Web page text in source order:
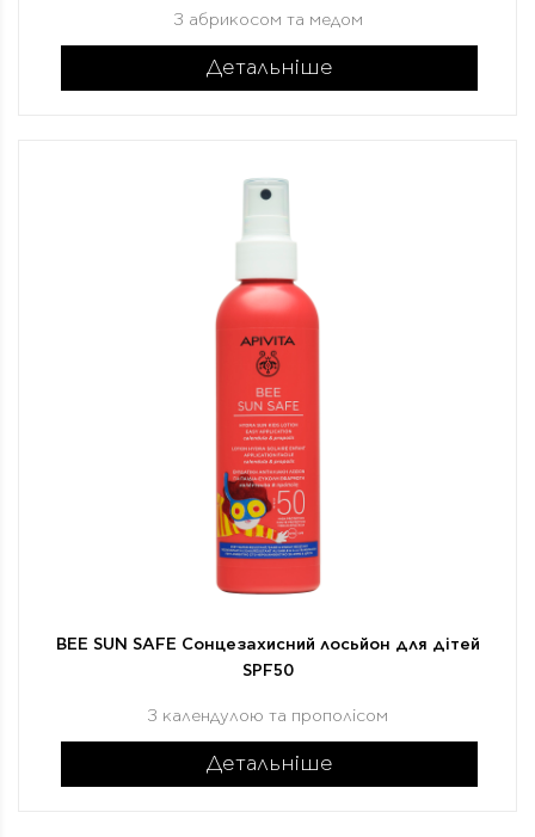
З абрикосом та медом
Детальніше
BEE SUN SAFE Сонцезахисний лосьйон для дітей
SPF50
З календулою та прополісом
Детальніше